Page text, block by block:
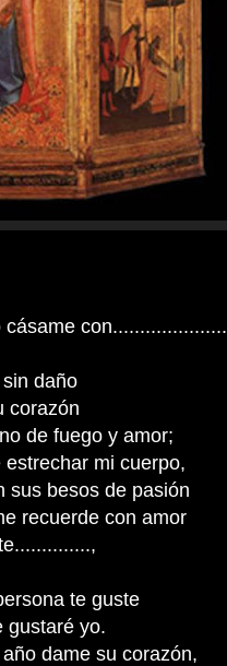
con.....................
daño
corazón
de fuego y amor;
mi cuerpo,
sus besos de pasión
recuerde con amor
te guste
gustaré yo.
dame su corazón,